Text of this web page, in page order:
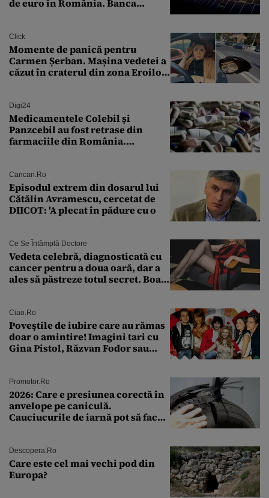
de euro în România. Banca
Click
Momente de panică pentru
Carmen Șerban. Mașina vedetei a
căzut în craterul din zona Eroilor:
Digi24
Medicamentele Colebil și
Panzcebil au fost retrase din
farmaciile din România.
Cancan.ro
Episodul extrem din dosarul lui
Cătălin Avramescu, cercetat de
DIICOT: 'A plecat în pădure cu o
Ce Se Întâmplă Doctore
Vedeta celebră, diagnosticată cu
cancer pentru a doua oară, dar a
ales să păstreze totul secret. Boala
Ciao.ro
Poveştile de iubire care au rămas
doar o amintire! Imagini tari cu
Gina Pistol, Răzvan Fodor sau
Promotor.ro
2026: Care e presiunea corectă în
anvelope pe caniculă.
Cauciucurile de iarnă pot să facă
Descopera.ro
Care este cel mai vechi pod din
Europa?